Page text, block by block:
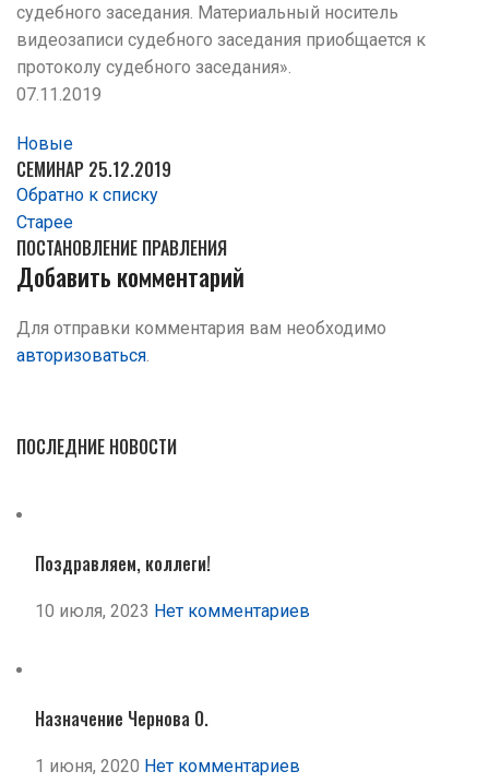
судебного заседания. Материальный носитель
видеозаписи судебного заседания приобщается к
протоколу судебного заседания».
07.11.2019
Новые
СЕМИНАР 25.12.2019
Обратно к списку
Старее
ПОСТАНОВЛЕНИЕ ПРАВЛЕНИЯ
Добавить комментарий
Для отправки комментария вам необходимо
авторизоваться.
ПОСЛЕДНИЕ НОВОСТИ
Поздравляем, коллеги!
10 июля, 2023 Нет комментариев
Назначение Чернова О.
1 июня, 2020 Нет комментариев